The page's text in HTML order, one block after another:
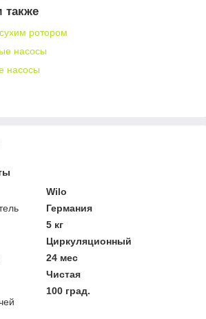
также
ротором
насосы
насосы
Wilo
Германия
5 кг
Циркуляционный
24 мес
Чистая
100 град.